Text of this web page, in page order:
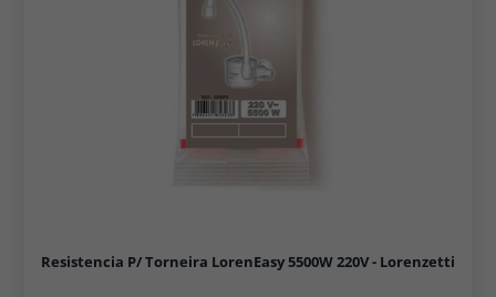
Resistencia P/ Torneira LorenEasy 5500W 220V - Lorenzetti